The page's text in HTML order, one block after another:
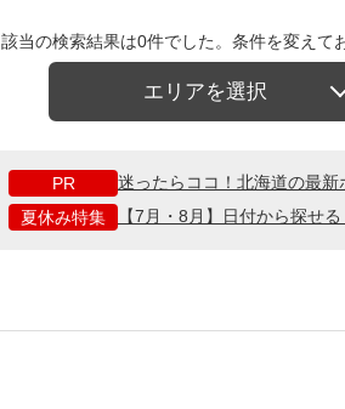
該当の検索結果は0件でした。条件を変えて
エリアを選択
PR
迷ったらココ！北海道の最
夏休み特集
【7月・8月】日付から探せ